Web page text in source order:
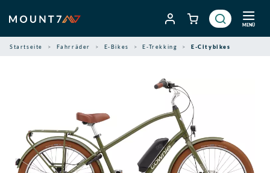
Inhalt
springen
MENÜ
Startseite Fahrräder E-Bikes E-Trekking E-Citybikes